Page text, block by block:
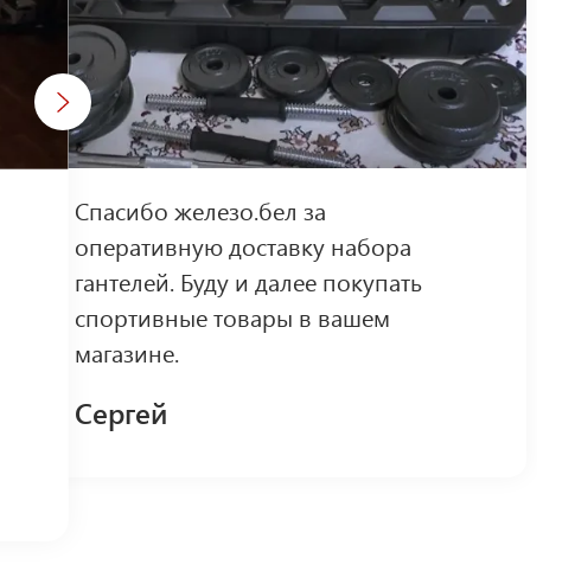
Спасибо железо.бел за
оперативную доставку набора
гантелей. Буду и далее покупать
спортивные товары в вашем
магазине.
Сергей